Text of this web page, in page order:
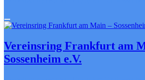
Vereinsring Frankfurt am
Sossenheim e.V.